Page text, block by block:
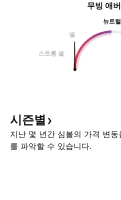
무빙 애
뉴트럴
셀
스트롱 셀
시즌별
지난 몇 년간 심볼의 가격 변
를 파악할 수 있습니다.